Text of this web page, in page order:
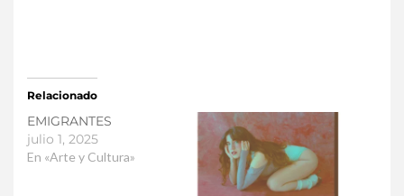
Relacionado
EMIGRANTES
julio 1, 2025
En «Arte y Cultura»